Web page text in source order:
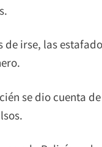
de irse, las
se dio cuenta